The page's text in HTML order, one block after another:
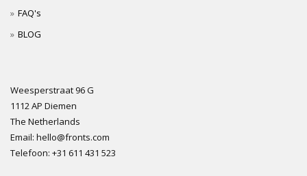
FAQ's
BLOG
Weesperstraat 96 G
1112 AP Diemen
The Netherlands
Email: hello@fronts.com
Telefoon: +31 611 431 523